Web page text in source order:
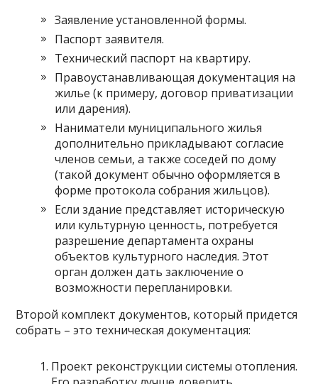
Заявление установленной формы.
Паспорт заявителя.
Технический паспорт на квартиру.
Правоустанавливающая документация на
жилье (к примеру, договор приватизации
или дарения).
Наниматели муниципального жилья
дополнительно прикладывают согласие
членов семьи, а также соседей по дому
(такой документ обычно оформляется в
форме протокола собрания жильцов).
Если здание представляет историческую
или культурную ценность, потребуется
разрешение департамента охраны
объектов культурного наследия. Этот
орган должен дать заключение о
возможности перепланировки.
Второй комплект документов, который придется
собрать – это техническая документация:
Проект реконструкции системы отопления.